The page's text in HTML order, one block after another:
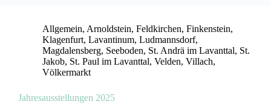
Allgemein, Arnoldstein, Feldkirchen, Finkenstein,
Klagenfurt, Lavantinum, Ludmannsdorf,
Magdalensberg, Seeboden, St. Andrä im Lavanttal, St.
Jakob, St. Paul im Lavanttal, Velden, Villach,
Völkermarkt
Jahresausstellungen 2025